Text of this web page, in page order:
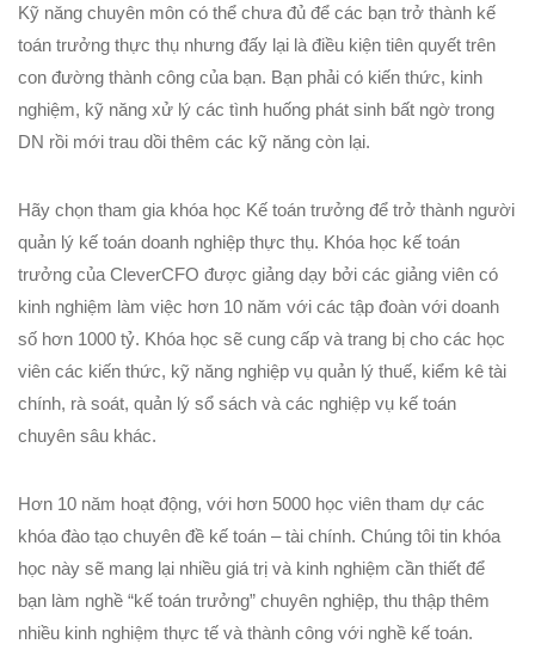
Kỹ năng chuyên môn có thể chưa đủ để các bạn trở thành kế
toán trưởng thực thụ nhưng đấy lại là điều kiện tiên quyết trên
con đường thành công của bạn. Bạn phải có kiến thức, kinh
nghiệm, kỹ năng xử lý các tình huống phát sinh bất ngờ trong
DN rồi mới trau dồi thêm các kỹ năng còn lại.
Hãy chọn tham gia khóa học Kế toán trưởng để trở thành người
quản lý kế toán doanh nghiệp thực thụ. Khóa học kế toán
trưởng của CleverCFO được giảng dạy bởi các giảng viên có
kinh nghiệm làm việc hơn 10 năm với các tập đoàn với doanh
số hơn 1000 tỷ. Khóa học sẽ cung cấp và trang bị cho các học
viên các kiến thức, kỹ năng nghiệp vụ quản lý thuế, kiểm kê tài
chính, rà soát, quản lý sổ sách và các nghiệp vụ kế toán
chuyên sâu khác.
Hơn 10 năm hoạt động, với hơn 5000 học viên tham dự các
khóa đào tạo chuyên đề kế toán – tài chính. Chúng tôi tin khóa
học này sẽ mang lại nhiều giá trị và kinh nghiệm cần thiết để
bạn làm nghề “kế toán trưởng” chuyên nghiệp, thu thập thêm
nhiều kinh nghiệm thực tế và thành công với nghề kế toán.